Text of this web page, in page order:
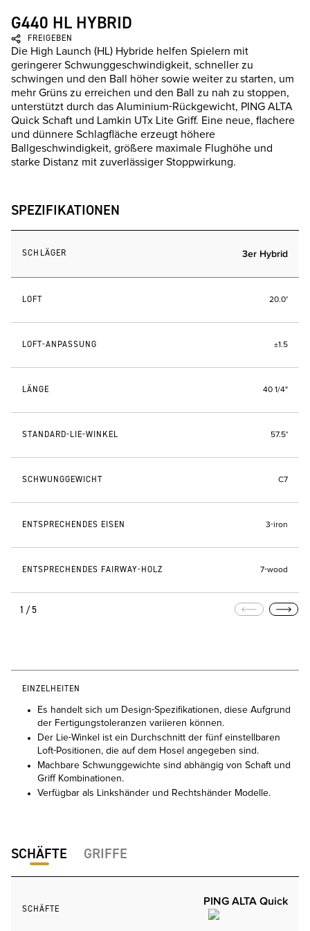
G440 HL HYBRID
FREIGEBEN
Die High Launch (HL) Hybride helfen Spielern mit
geringerer Schwunggeschwindigkeit, schneller zu
schwingen und den Ball höher sowie weiter zu starten, um
mehr Grüns zu erreichen und den Ball zu nah zu stoppen,
unterstützt durch das Aluminium-Rückgewicht, PING ALTA
Quick Schaft und Lamkin UTx Lite Griff. Eine neue, flachere
und dünnere Schlagfläche erzeugt höhere
Ballgeschwindigkeit, größere maximale Flughöhe und
starke Distanz mit zuverlässiger Stoppwirkung.
SPEZIFIKATIONEN
SCHLÄGER 3er Hybrid
LOFT 20.0°
LOFT-ANPASSUNG ±1.5
LÄNGE 40 1/4"
STANDARD-LIE-WINKEL 57.5°
SCHWUNGGEWICHT C7
ENTSPRECHENDES EISEN 3-iron
ENTSPRECHENDES FAIRWAY-HOLZ 7-wood
1/5
EINZELHEITEN
Es handelt sich um Design-Spezifikationen, diese Aufgrund
der Fertigungstoleranzen variieren können.
Der Lie-Winkel ist ein Durchschnitt der fünf einstellbaren
Loft-Positionen, die auf dem Hosel angegeben sind.
Machbare Schwunggewichte sind abhängig von Schaft und
Griff Kombinationen.
Verfügbar als Linkshänder und Rechtshänder Modelle.
SCHÄFTE GRIFFE
SCHÄFTE
PING ALTA Quick